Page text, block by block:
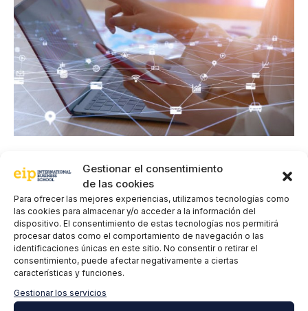
Gestionar el consentimiento
de las cookies
Para ofrecer las mejores experiencias, utilizamos tecnologías como
las cookies para almacenar y/o acceder a la información del
dispositivo. El consentimiento de estas tecnologías nos permitirá
procesar datos como el comportamiento de navegación o las
identificaciones únicas en este sitio. No consentir o retirar el
consentimiento, puede afectar negativamente a ciertas
características y funciones.
Gestionar los servicios
que combina lo mejor de ambos mundos. BPC
embedded permite a los usuarios aprovechar las
capacidades de BW IP para la planificación integrada
y el análisis de datos, y las capacidades de BPC para
la consolidación y la experiencia de usuario. BPC
embedded también se beneficia de la arquitectura
simplificada y el rendimiento optimizado de SAP
BW/4HANA, lo que se traduce en una mayor
eficiencia y agilidad.